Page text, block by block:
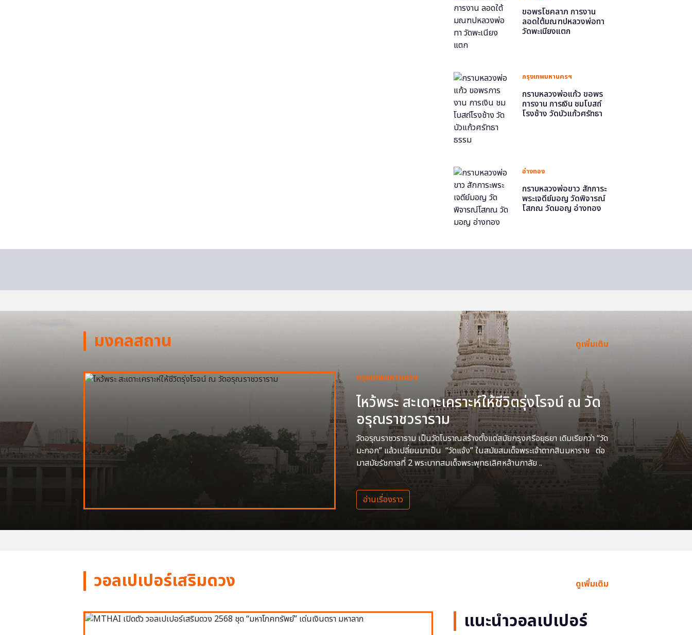
ขอพรโชคลาภ การงาน
ลอดใต้มณฑปหลวงพ่อทา
วัดพะเนียงแตก
กรุงเทพมหานครฯ
กราบหลวงพ่อแก้ว ขอพร
การงาน การเงิน ชมโบสถ์
โรงช้าง วัดบัวแก้วศรัทธา
อ่างทอง
กราบหลวงพ่อขาว สักการะ
พระเจดีย์มอญ วัดพิจารณ์
โสภณ วัดมอญ อ่างทอง
มงคลสถาน ดูเพิ่มเติม
กรุงเทพมหานครฯ
ไหว้พระ สะเดาะเคราะห์ให้ชีวิตรุ่งโรจน์ ณ วัด
อรุณราชวราราม
วัดอรุณราชวราราม เป็นวัดโบราณสร้างตั้งแต่สมัยกรุงศรีอยุธยา เดิมเรียกว่า “วัด
มะกอก” แล้วเปลี่ยนมาเป็น “วัดแจ้ง” ในสมัยสมเด็จพระเจ้าตากสินมหาราช ต่อ
มาสมัยรัชกาลที่ 2 พระบาทสมเด็จพระพุทธเลิศหล้านภาลัย ..
อ่านเรื่องราว
วอลเปเปอร์เสริมดวง ดูเพิ่มเติม
แนะนำวอลเปเปอร์